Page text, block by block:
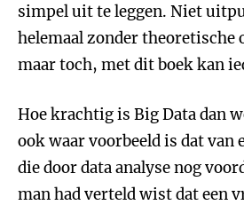
simpel uit te leggen. Niet
helemaal zonder theoretische
maar toch, met dit boek kan
Hoe krachtig is Big Data dan
ook waar voorbeeld is dat van
die door data analyse nog
man had verteld wist dat een